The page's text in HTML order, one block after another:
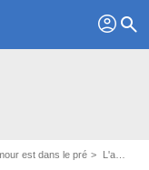
profil search
est dans le pré L'amour est dans le pré : Bruno a retrouvé l'amour, Karine Le Marchand réagit !